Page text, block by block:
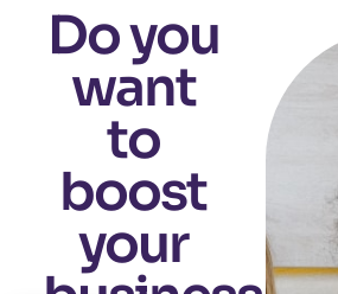
Do you
want
to
boost
your